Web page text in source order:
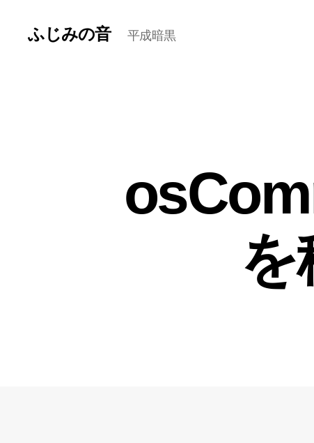
ふじみの音 平成暗黒
を